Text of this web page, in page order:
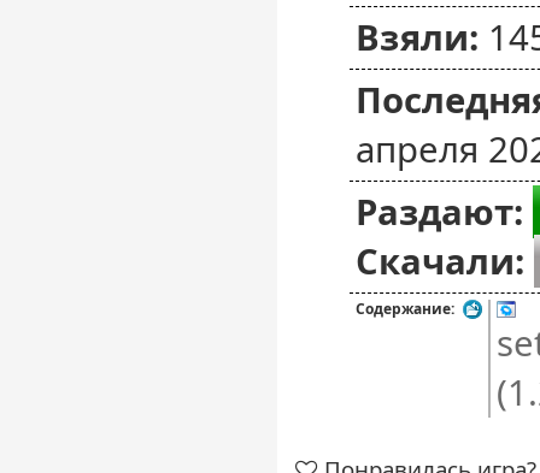
Взяли:
апреля
Раздают:
Скачали:
Содержание: